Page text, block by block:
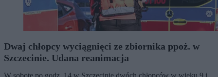
Dwaj chłopcy wyciągnięci ze zbiornika ppoż. w
Szczecinie. Udana reanimacja